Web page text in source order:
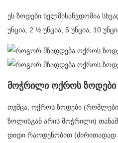
ეს ზოდები ხელმისაწვდომია
უნცია, 2 ½ უნცია, 5 უნცია, 10
მოჭრილი ოქროს ზოდები
თუმცა, ოქროს ზოდები
ზოლისგან არის მოჭრილი)
დიდი რაოდენობით (ძირითადად